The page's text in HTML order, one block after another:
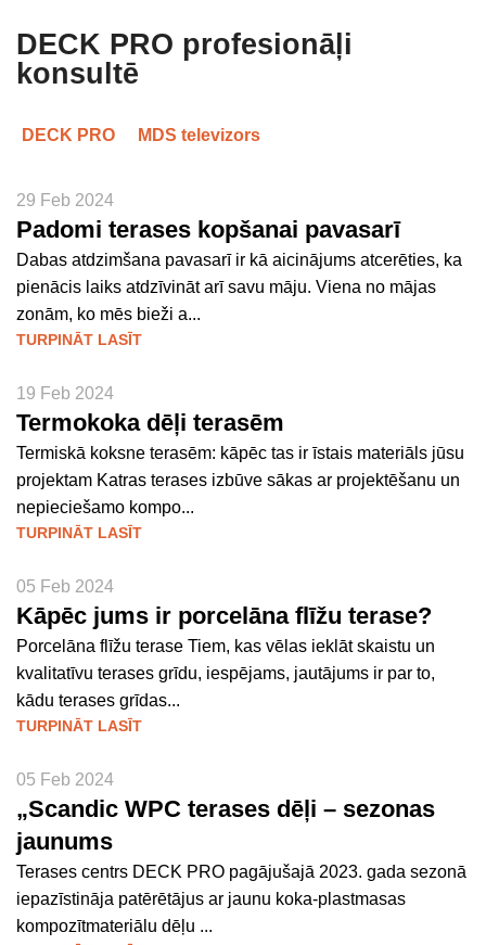
DECK PRO profesionāļi
konsultē
DECK PRO MDS televizors
29 Feb 2024
Padomi terases kopšanai pavasarī
Dabas atdzimšana pavasarī ir kā aicinājums atcerēties, ka
pienācis laiks atdzīvināt arī savu māju. Viena no mājas
zonām, ko mēs bieži a...
TURPINĀT LASĪT
19 Feb 2024
Termokoka dēļi terasēm
Termiskā koksne terasēm: kāpēc tas ir īstais materiāls jūsu
projektam Katras terases izbūve sākas ar projektēšanu un
nepieciešamo kompo...
TURPINĀT LASĪT
05 Feb 2024
Kāpēc jums ir porcelāna flīžu terase?
Porcelāna flīžu terase Tiem, kas vēlas ieklāt skaistu un
kvalitatīvu terases grīdu, iespējams, jautājums ir par to,
kādu terases grīdas...
TURPINĀT LASĪT
05 Feb 2024
„Scandic WPC terases dēļi – sezonas
jaunums
Terases centrs DECK PRO pagājušajā 2023. gada sezonā
iepazīstināja patērētājus ar jaunu koka-plastmasas
kompozītmateriālu dēļu ...